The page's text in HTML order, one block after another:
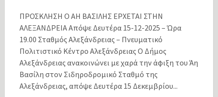
ΠΡΟΣΚΛΗΣΗ Ο ΑΗ ΒΑΣΙΛΗΣ ΕΡΧΕΤΑΙ ΣΤΗΝ
ΑΛΕΞΑΝΔΡΕΙΑ Απόψε Δευτέρα 15-12-2025 – Ώρα
19.00 Σταθμός Αλεξάνδρειας – Πνευματικό
Πολιτιστικό Κέντρο Αλεξάνδρειας Ο Δήμος
Αλεξάνδρειας ανακοινώνει με χαρά την άφιξη του Άη
Βασίλη στον Σιδηροδρομικό Σταθμό της
Αλεξάνδρειας, απόψε Δευτέρα 15 Δεκεμβρίου...